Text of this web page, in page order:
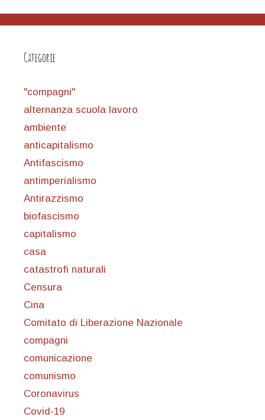
Categorie
"compagni"
alternanza scuola lavoro
ambiente
anticapitalismo
Antifascismo
antimperialismo
Antirazzismo
biofascismo
capitalismo
casa
catastrofi naturali
Censura
Cina
Comitato di Liberazione Nazionale
compagni
comunicazione
comunismo
Coronavirus
Covid-19